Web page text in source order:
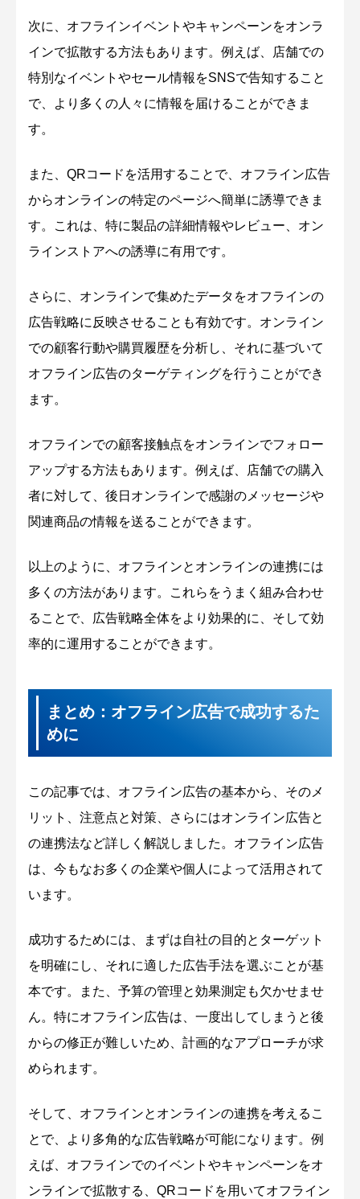
次に、オフラインイベントやキャンペーンをオンラ
インで拡散する方法もあります。例えば、店舗での
特別なイベントやセール情報をSNSで告知すること
で、より多くの人々に情報を届けることができま
す。
また、QRコードを活用することで、オフライン広告
からオンラインの特定のページへ簡単に誘導できま
す。これは、特に製品の詳細情報やレビュー、オン
ラインストアへの誘導に有用です。
さらに、オンラインで集めたデータをオフラインの
広告戦略に反映させることも有効です。オンライン
での顧客行動や購買履歴を分析し、それに基づいて
オフライン広告のターゲティングを行うことができ
ます。
オフラインでの顧客接触点をオンラインでフォロー
アップする方法もあります。例えば、店舗での購入
者に対して、後日オンラインで感謝のメッセージや
関連商品の情報を送ることができます。
以上のように、オフラインとオンラインの連携には
多くの方法があります。これらをうまく組み合わせ
ることで、広告戦略全体をより効果的に、そして効
率的に運用することができます。
まとめ：オフライン広告で成功するた
めに
この記事では、オフライン広告の基本から、そのメ
リット、注意点と対策、さらにはオンライン広告と
の連携法など詳しく解説しました。オフライン広告
は、今もなお多くの企業や個人によって活用されて
います。
成功するためには、まずは自社の目的とターゲット
を明確にし、それに適した広告手法を選ぶことが基
本です。また、予算の管理と効果測定も欠かせませ
ん。特にオフライン広告は、一度出してしまうと後
からの修正が難しいため、計画的なアプローチが求
められます。
そして、オフラインとオンラインの連携を考えるこ
とで、より多角的な広告戦略が可能になります。例
えば、オフラインでのイベントやキャンペーンをオ
ンラインで拡散する、QRコードを用いてオフライン